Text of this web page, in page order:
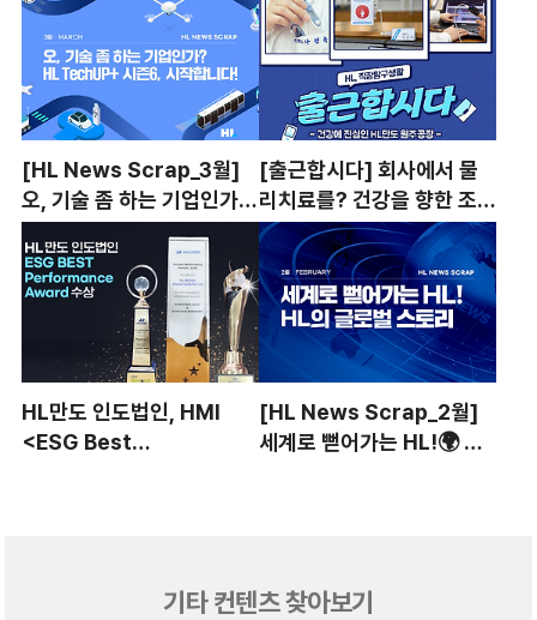
[HL News Scrap_3월]
오, 기술 좀 하는 기업인가?
😎 HL TechUP+ 시즌6,
시작합니다!
[출근합시다] 회사에서 물
리치료를? 건강을 향한 조향
시스템을 만드는 HL만도 원
주공장
HL만도 인도법인, HMI
<ESG Best
[HL News Scrap_2월]
세계로 뻗어가는 HL!🌍 HL
기타 컨텐츠 찾아보기